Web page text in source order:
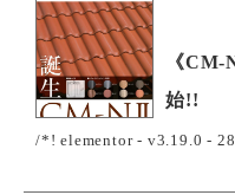
《
始!!
/*! elementor - v3.19.0 -